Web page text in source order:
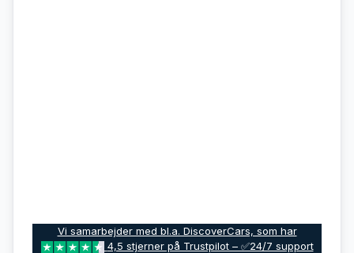
Vi samarbejder med bl.a. DiscoverCars, som har
4,5 stjerner på Trustpilot – ✅24/7 support